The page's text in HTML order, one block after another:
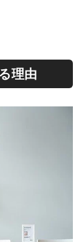
理由